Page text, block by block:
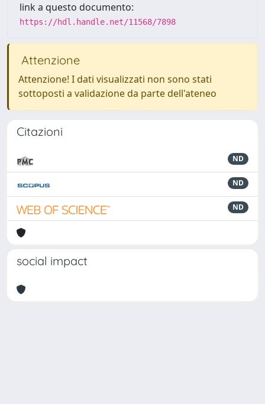
link a questo documento:
https://hdl.handle.net/11568/7898
Attenzione
Attenzione! I dati visualizzati non sono stati
sottoposti a validazione da parte dell'ateneo
Citazioni
ND
ND
ND
social impact